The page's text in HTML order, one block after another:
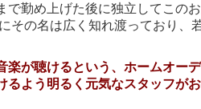
勤め上げた後に独立してこの
その名は広く知れ渡っており、
が聴けるという、ホームオー
よう明るく元気なスタッフが